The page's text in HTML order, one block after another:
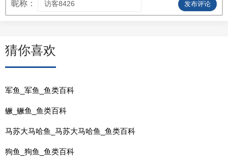
昵称： 发布评论
猜你喜欢
军鱼_军鱼_鱼类百科
鳜_鳜鱼_鱼类百科
马苏大马哈鱼_马苏大马哈鱼_鱼类百科
狗鱼_狗鱼_鱼类百科